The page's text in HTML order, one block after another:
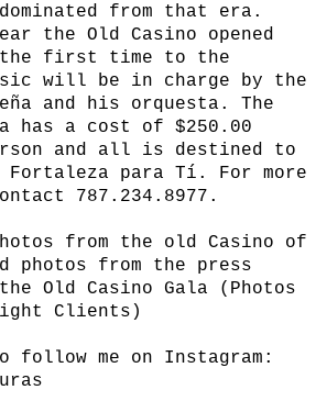
from that era.
the Old Casino opened
first time to the
will be in charge by the
and his orquesta. The
has a cost of $250.00
and all is destined to
para Tí. For more
787.234.8977.
from the old Casino of
photos from the press
Old Casino Gala (Photos
Clients)
follow me on Instagram: